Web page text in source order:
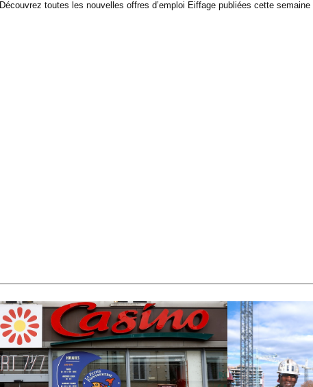
Découvrez toutes les nouvelles offres d’emploi Eiffage publiées cette